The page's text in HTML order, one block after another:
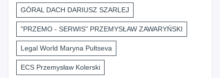
GÓRAL DACH DARIUSZ SZARLEJ
"PRZEMO - SERWIS" PRZEMYSŁAW ZAWARYŃSKI
Legal World Maryna Pultseva
ECS Przemysław Kolerski